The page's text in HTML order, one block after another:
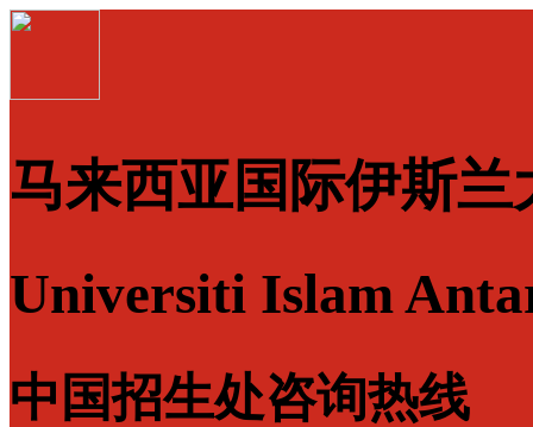
马来西亚国际伊斯兰
Universiti Islam
中国招生处咨询热线